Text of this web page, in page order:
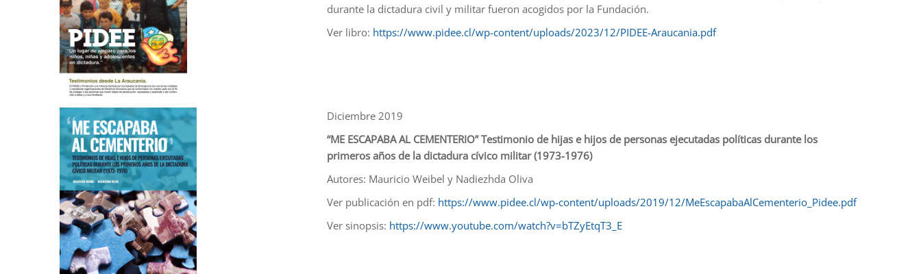
durante la dictadura civil y militar fueron acogidos por la Fundación.
Ver libro: https://www.pidee.cl/wp-content/uploads/2023/12/PIDEE-Araucania.pdf
Diciembre 2019
“ME ESCAPABA AL CEMENTERIO” Testimonio de hijas e hijos de personas ejecutadas políticas durante los
primeros años de la dictadura cívico militar (1973-1976)
Autores: Mauricio Weibel y Nadiezhda Oliva
Ver publicación en pdf: https://www.pidee.cl/wp-content/uploads/2019/12/MeEscapabaAlCementerio_Pidee.pdf
Ver sinopsis: https://www.youtube.com/watch?v=bTZyEtqT3_E